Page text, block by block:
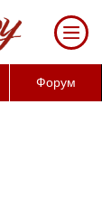
Форум